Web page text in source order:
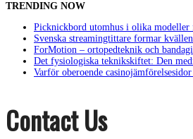
TRENDING NOW
Picknickbord utomhus i olika
Svenska streamingtittare formar
ForMotion – ortopedteknik och
Det fysiologiska teknikskiftet: Den
Varför oberoende
Contact Us